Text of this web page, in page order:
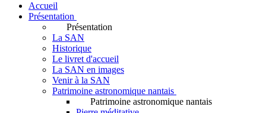
Accueil
Présentation
Présentation
La SAN
Historique
Le livret d'accueil
La SAN en images
Venir à la SAN
Patrimoine astronomique nantais
Patrimoine astronomique nantais